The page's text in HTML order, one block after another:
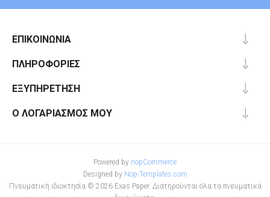
ΕΠΙΚΟΙΝΩΝΊΑ
ΠΛΗΡΟΦΟΡΊΕΣ
ΕΞΥΠΗΡΈΤΗΣΗ
Ο ΛΟΓΑΡΙΑΣΜΌΣ ΜΟΥ
Powered by nopCommerce
Designed by Nop-Templates.com
Πνευματική ιδιοκτησία © 2026 Exas Paper. Διατηρούνται όλα τα πνευματικά